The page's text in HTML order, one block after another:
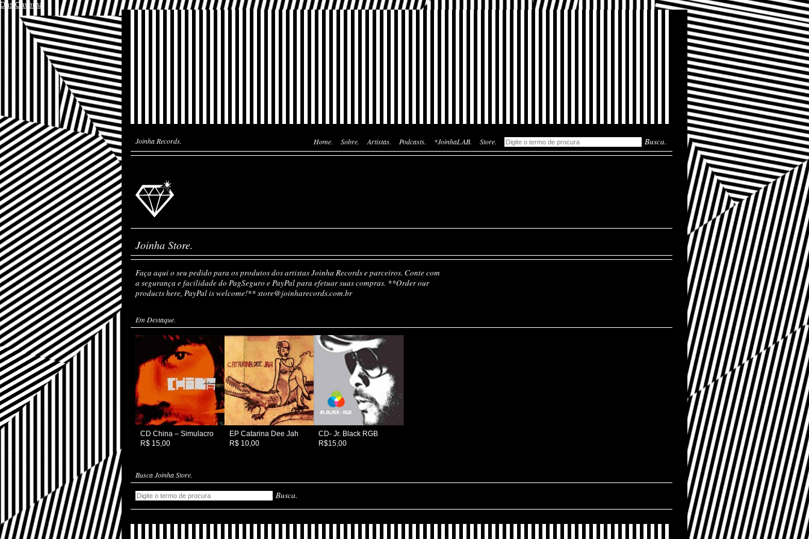
Das Caverna
Joinha Records. Home. Sobre. Artistas. Podcasts. *JoinhaLAB. Store.
Joinha Store.
Faça aqui o seu pedido para os produtos dos artistas Joinha Records e parceiros. Conte com
a segurança e facilidade do PagSeguro e PayPal para efetuar suas compras. **Order our
products here, PayPal is welcome!** store@joinharecords.com.br
Em Destaque.
CD China – Simulacro
R$ 15,00
EP Catarina Dee Jah
R$ 10,00
CD- Jr. Black RGB
R$15,00
Busca Joinha Store.